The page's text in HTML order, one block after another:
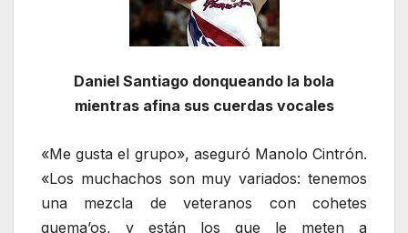
Daniel Santiago donqueando la bola
mientras afina sus cuerdas vocales
«Me gusta el grupo», aseguró Manolo Cintrón.
«Los muchachos son muy variados: tenemos
una mezcla de veteranos con cohetes
quema’os, y están los que le meten a